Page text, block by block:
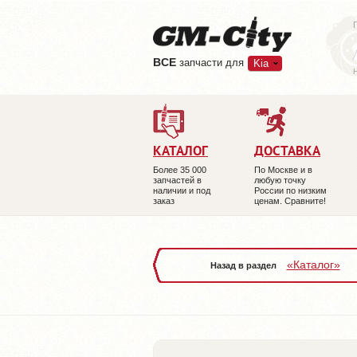
ВCE запчасти для Kia
КАТАЛОГ
Более 35 000
запчастей в
наличии и под
заказ
ДОСТАВКА
По Москве и в
любую точку
России по низким
ценам. Сравните!
Назад в раздел «Каталог»